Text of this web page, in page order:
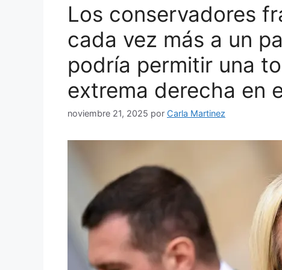
Los conservadores
cada vez más a un
podría permitir una
extrema derecha en
noviembre 21, 2025 por Carla Martinez